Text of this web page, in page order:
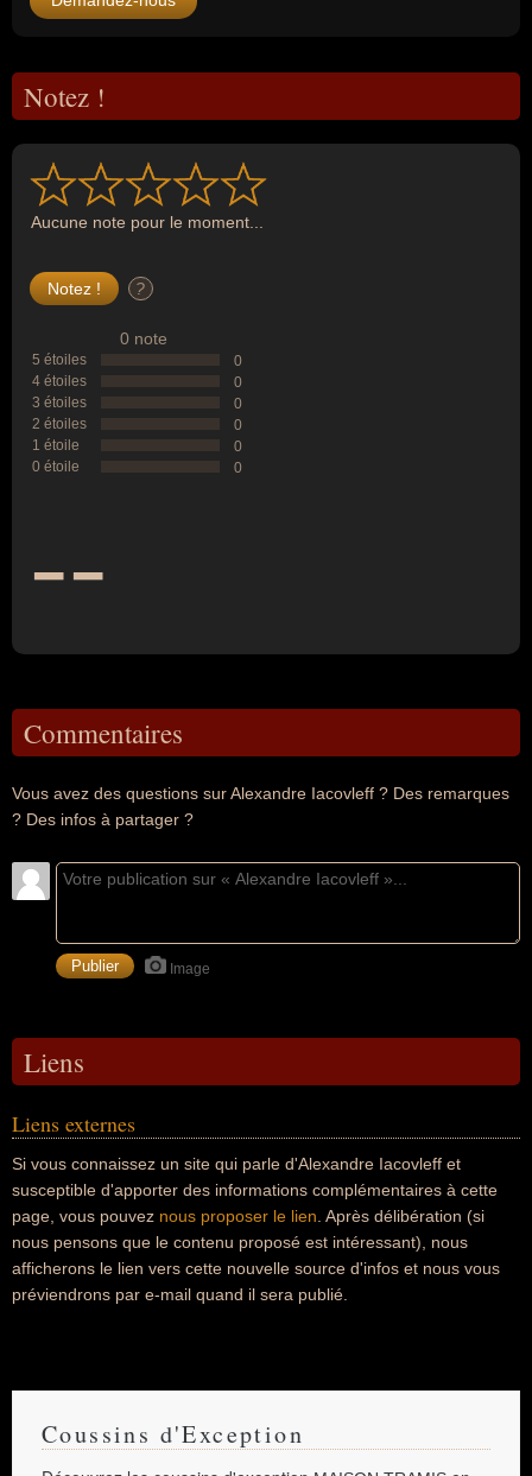
Notez !
Aucune note pour le moment...
?
0 note
5 étoiles
0
4 étoiles
0
3 étoiles
0
2 étoiles
0
1 étoile
0
0 étoile
0
--
Commentaires
Vous avez des questions sur Alexandre Iacovleff ? Des remarques
? Des infos à partager ?
Image
Liens
Liens externes
Si vous connaissez un site qui parle d'Alexandre Iacovleff et
susceptible d'apporter des informations complémentaires à cette
page, vous pouvez nous proposer le lien . Après délibération (si
nous pensons que le contenu proposé est intéressant), nous
afficherons le lien vers cette nouvelle source d'infos et nous vous
préviendrons par e-mail quand il sera publié.
Coussins d'Exception